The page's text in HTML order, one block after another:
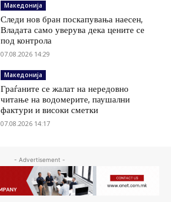
Македонија
Следи нов бран поскапувања наесен,
Владата само уверува дека цените се
под контрола
07.08.2026 14:29
Македонија
Граѓаните се жалат на нередовно
читање на водомерите, паушални
фактури и високи сметки
07.08.2026 14:17
- Advertisement -